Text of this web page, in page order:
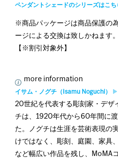
ペンダントシェードのシリーズはこち
※商品パッケージは商品保護の
ージによる交換は致しかねます
【※割引対象外】
more information
イサム・ノグチ（Isamu Noguchi）
20世紀を代表する彫刻家・デザ
チは、1920年代から60年間に
た。ノグチは生涯を芸術表現の
けではなく、彫刻、庭園、家具
など幅広い作品を残し、MoMA